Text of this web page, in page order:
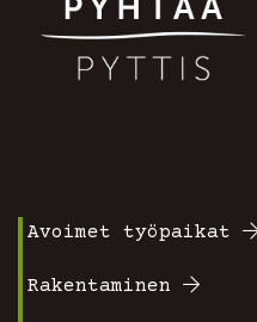
valikko
Avoimet työpaikat
Rakentaminen